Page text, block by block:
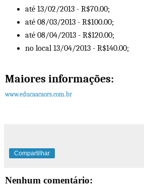
até 13/02/2013 - R$70.00;
até 08/03/2013 - R$100.00;
até 08/04/2013 - R$120.00;
no local 13/04/2013 - R$140.00;
Maiores informações:
www.educaacaors.com.br
Compartilhar
Nenhum comentário: